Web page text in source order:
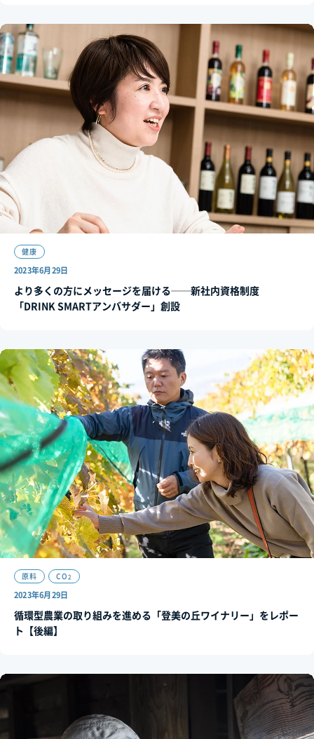
健康
2023年6月29日
より多くの方にメッセージを届ける──新社内資格制度
「DRINK SMARTアンバサダー」創設
原料 CO2
2023年6月29日
循環型農業の取り組みを進める「登美の丘ワイナリー」をレポー
ト【後編】